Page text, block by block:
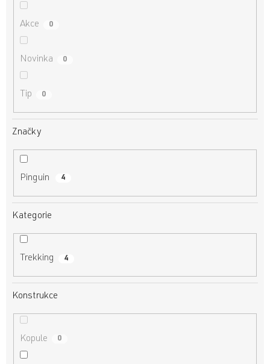
Akce 0
Novinka 0
Tip 0
Značky
Pinguin 4
Kategorie
Trekking 4
Konstrukce
Kopule 0